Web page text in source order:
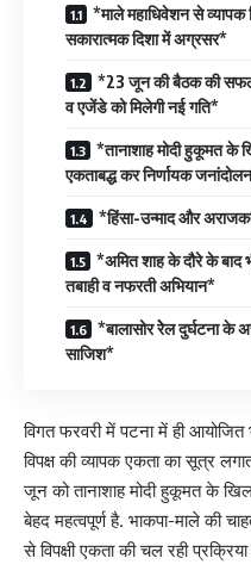
*माले महाधिवेशन से व्यापक
सकारात्मक दिशा में अग्रसर*
*23 जून की बैठक की
व एजेंडे को मिलेगी नई गति*
*तानाशाह मोदी हुकूमत के
एकताबद्ध कर निर्णायक
*हिंसा-उन्माद और
*अमित शाह के दौरे के बाद
तबाही व नफरती अभियान*
*बालासोर रेेल दुर्घटना के
साजिश*
विगत फरवरी में पटना में ही
विपक्ष की व्यापक एकता का सूत्र
जून को तानाशाह मोदी हुकूमत के
बेहद महत्वपूर्ण है. भाकपा-माले की
से विपक्षी एकता की चल रही